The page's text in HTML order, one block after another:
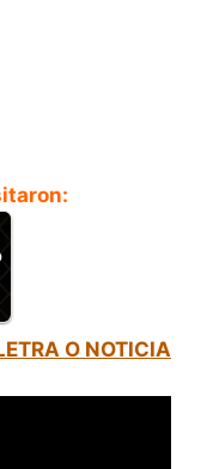
O NOTICIA